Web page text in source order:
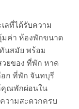
เลที่ได้รับความ
ค่า ห้องพักขนาด
นสมัย พร้อม
วยของ ที่พัก หาด
อก ที่พัก จันทบุรี
คุณพักผ่อนใน
วามสะดวกครบ